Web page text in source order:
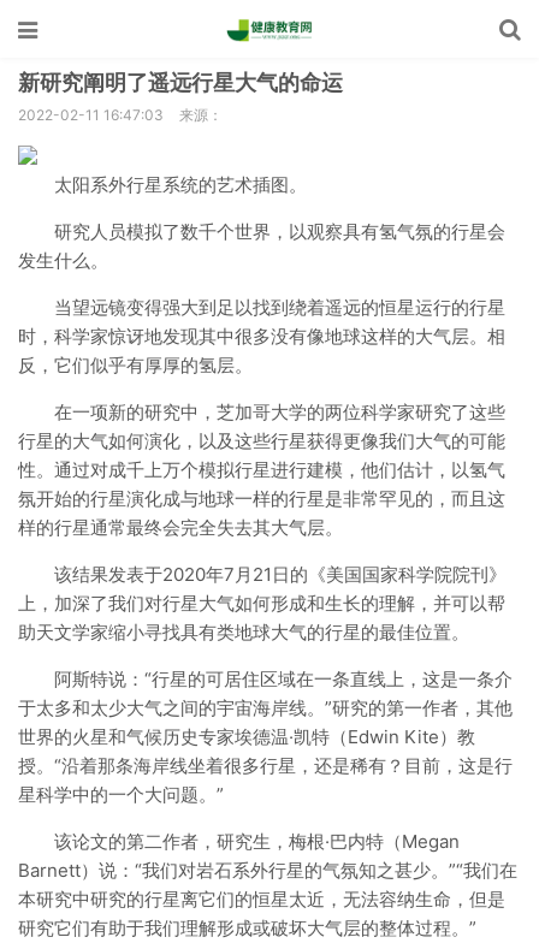
新研究阐明了遥远行星大气的命运
2022-02-11 16:47:03 来源：
太阳系外行星系统的艺术插图。
研究人员模拟了数千个世界，以观察具有氢气氛的行星会
发生什么。
当望远镜变得强大到足以找到绕着遥远的恒星运行的行星
时，科学家惊讶地发现其中很多没有像地球这样的大气层。相
反，它们似乎有厚厚的氢层。
在一项新的研究中，芝加哥大学的两位科学家研究了这些
行星的大气如何演化，以及这些行星获得更像我们大气的可能
性。通过对成千上万个模拟行星进行建模，他们估计，以氢气
氛开始的行星演化成与地球一样的行星是非常罕见的，而且这
样的行星通常最终会完全失去其大气层。
该结果发表于2020年7月21日的《美国国家科学院院刊》
上，加深了我们对行星大气如何形成和生长的理解，并可以帮
助天文学家缩小寻找具有类地球大气的行星的最佳位置。
阿斯特说：“行星的可居住区域在一条直线上，这是一条介
于太多和太少大气之间的宇宙海岸线。”研究的第一作者，其他
世界的火星和气候历史专家埃德温·凯特（Edwin Kite）教
授。“沿着那条海岸线坐着很多行星，还是稀有？目前，这是行
星科学中的一个大问题。”
该论文的第二作者，研究生，梅根·巴内特（Megan
Barnett）说：“我们对岩石系外行星的气氛知之甚少。”“我们在
本研究中研究的行星离它们的恒星太近，无法容纳生命，但是
研究它们有助于我们理解形成或破坏大气层的整体过程。”